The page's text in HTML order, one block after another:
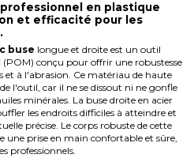
en plastique
et efficacité pour les
buse longue et droite est un outil
(POM) conçu pour offrir une robustesse
et à l'abrasion. Ce matériau de haute
l'outil, car il ne se dissout ni ne gonfle
minérales. La buse droite en acier
les endroits difficiles à atteindre et
précise. Le corps robuste de cette
une prise en main confortable et sûre,
professionnels.